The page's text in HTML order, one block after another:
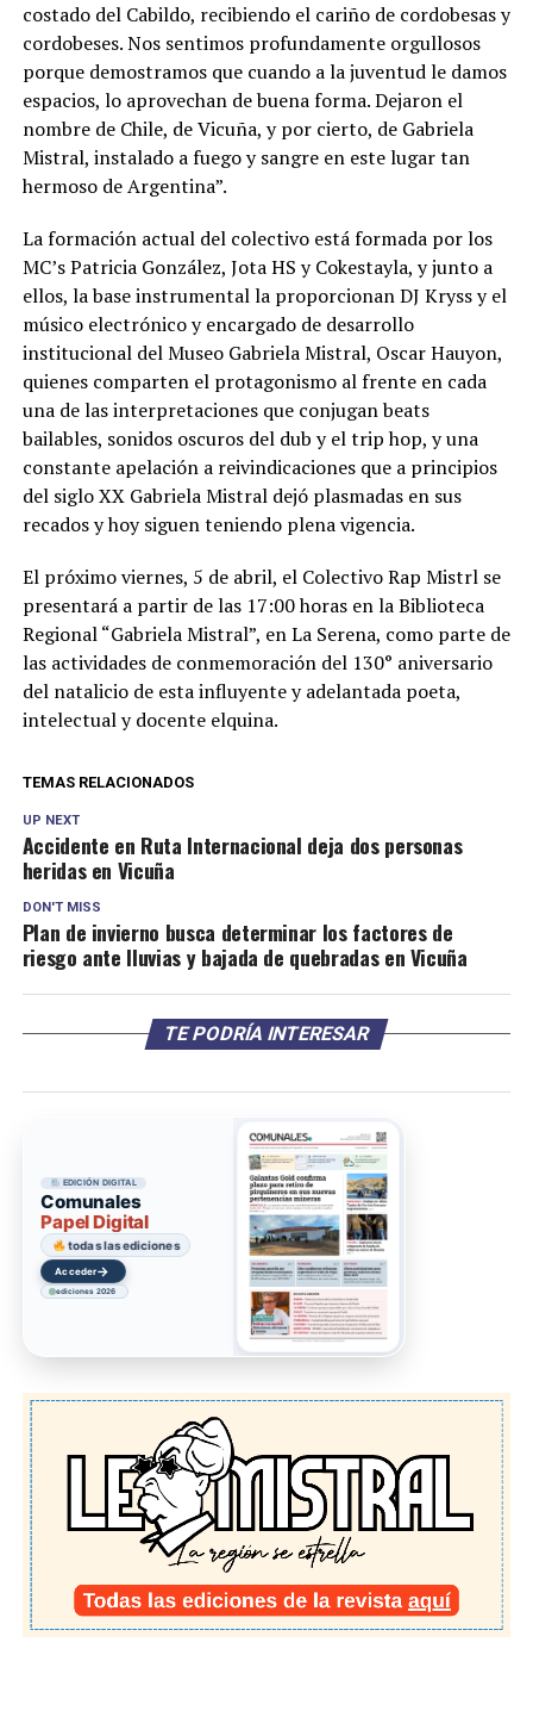
costado del Cabildo, recibiendo el cariño de cordobesas y
cordobeses. Nos sentimos profundamente orgullosos
porque demostramos que cuando a la juventud le damos
espacios, lo aprovechan de buena forma. Dejaron el
nombre de Chile, de Vicuña, y por cierto, de Gabriela
Mistral, instalado a fuego y sangre en este lugar tan
hermoso de Argentina”.
La formación actual del colectivo está formada por los
MC’s Patricia González, Jota HS y Cokestayla, y junto a
ellos, la base instrumental la proporcionan DJ Kryss y el
músico electrónico y encargado de desarrollo
institucional del Museo Gabriela Mistral, Oscar Hauyon,
quienes comparten el protagonismo al frente en cada
una de las interpretaciones que conjugan beats
bailables, sonidos oscuros del dub y el trip hop, y una
constante apelación a reivindicaciones que a principios
del siglo XX Gabriela Mistral dejó plasmadas en sus
recados y hoy siguen teniendo plena vigencia.
El próximo viernes, 5 de abril, el Colectivo Rap Mistrl se
presentará a partir de las 17:00 horas en la Biblioteca
Regional “Gabriela Mistral”, en La Serena, como parte de
las actividades de conmemoración del 130° aniversario
del natalicio de esta influyente y adelantada poeta,
intelectual y docente elquina.
TEMAS RELACIONADOS
UP NEXT
Accidente en Ruta Internacional deja dos personas
heridas en Vicuña
DON'T MISS
Plan de invierno busca determinar los factores de
riesgo ante lluvias y bajada de quebradas en Vicuña
TE PODRÍA INTERESAR
EDICIÓN DIGITAL
Comunales
Papel Digital
todas las ediciones
Acceder→
ediciones 2026